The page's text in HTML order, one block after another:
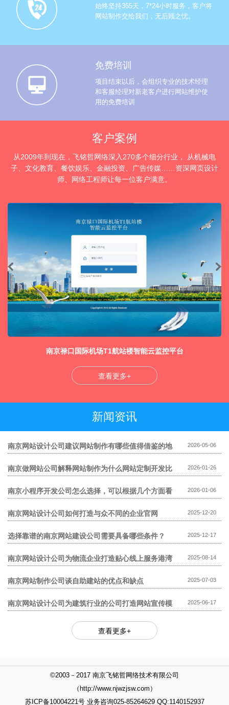
始终坚持365天，7*24小时服务，客户将
网站制作交给我们，无后顾之忧。
免费培训
项目结束以后，会组织专业的技术经理
和客服经理对新老客户进行网站维护使
用的免费培训
客户案例
从2009年到现在，飞铭哲网络深入270多个细分行业， 从机械电
子、文化教育、餐饮娱乐、金融投资、广告传媒……资深网页设计
师、网络工程师让每一位客户满意。
南京禄口国际机场T1航站楼智能云监控平台
查看更多+
新闻资讯
南京网站设计公司建议网站制作有哪些值得借鉴的地
2026-05-06
南京做网站公司解释网站制作为什么网站定制开发比
2026-01-26
南京小程序开发公司怎么选择，可以根据几个方面看 2026-01-06
南京网站设计公司如何打造与众不同的企业官网 2025-12-20
选择靠谱的南京网站建设公司需要具备哪些条件？ 2025-12-17
南京网站设计公司为物流企业打造贴心线上服务港湾 2025-08-14
南京网站制作公司谈自助建站的优点和缺点 2025-07-03
南京网站设计公司为建筑行业的公司打造网站宣传模
2025-06-17
查看更多+
©2003－2017 南京飞铭哲网络技术有限公司
（http://www.njwzjsw.com）
苏ICP备10004221号 业务咨询025-85264629 QQ:1140152937